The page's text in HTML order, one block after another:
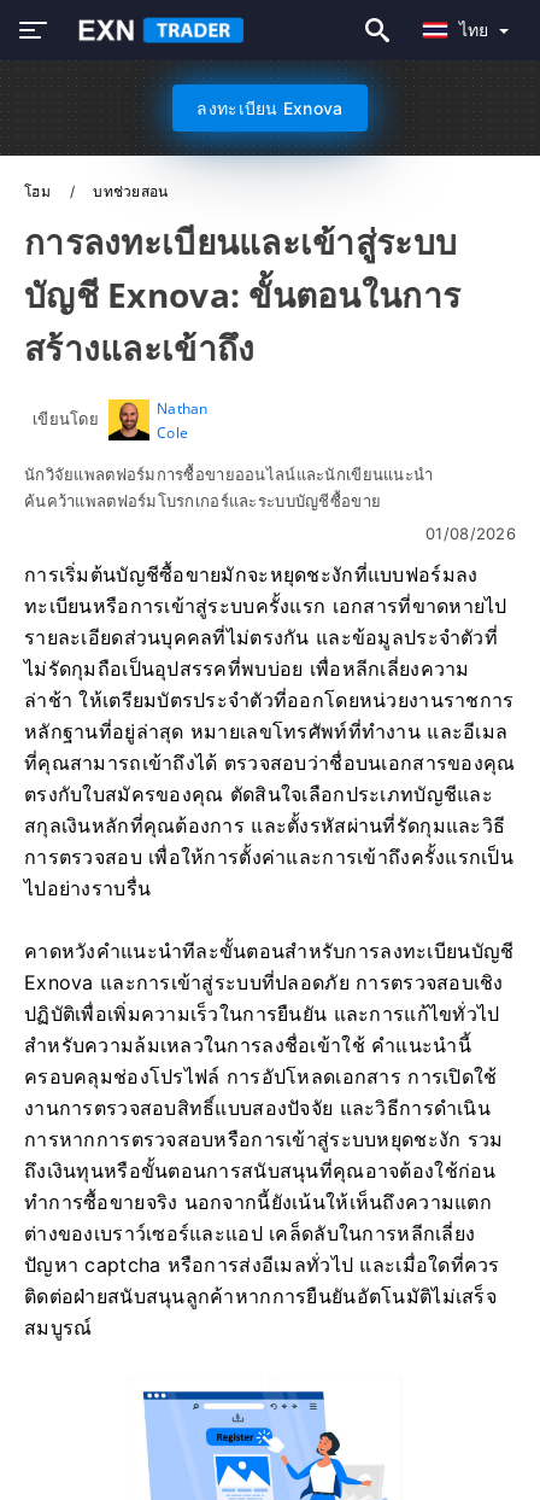
ไทย
ลงทะเบียน Exnova
โฮม บทช่วยสอน
การลงทะเบียนและเข้าสู่ระบบ
บัญชี Exnova: ขั้นตอนในการ
สร้างและเข้าถึง
เขียนโดย
Nathan
Cole
นักวิจัยแพลตฟอร์มการซื้อขายออนไลน์และนักเขียนแนะนำ
ค้นคว้าแพลตฟอร์มโบรกเกอร์และระบบบัญชีซื้อขาย
01/08/2026
การเริ่มต้นบัญชีซื้อขายมักจะหยุดชะงักที่แบบฟอร์มลง
ทะเบียนหรือการเข้าสู่ระบบครั้งแรก เอกสารที่ขาดหายไป
รายละเอียดส่วนบุคคลที่ไม่ตรงกัน และข้อมูลประจำตัวที่
ไม่รัดกุมถือเป็นอุปสรรคที่พบบ่อย เพื่อหลีกเลี่ยงความ
ล่าช้า ให้เตรียมบัตรประจำตัวที่ออกโดยหน่วยงานราชการ
หลักฐานที่อยู่ล่าสุด หมายเลขโทรศัพท์ที่ทำงาน และอีเมล
ที่คุณสามารถเข้าถึงได้ ตรวจสอบว่าชื่อบนเอกสารของคุณ
ตรงกับใบสมัครของคุณ ตัดสินใจเลือกประเภทบัญชีและ
สกุลเงินหลักที่คุณต้องการ และตั้งรหัสผ่านที่รัดกุมและวิธี
การตรวจสอบ เพื่อให้การตั้งค่าและการเข้าถึงครั้งแรกเป็น
ไปอย่างราบรื่น
คาดหวังคำแนะนำทีละขั้นตอนสำหรับการลงทะเบียนบัญชี
Exnova และการเข้าสู่ระบบที่ปลอดภัย การตรวจสอบเชิง
ปฏิบัติเพื่อเพิ่มความเร็วในการยืนยัน และการแก้ไขทั่วไป
สำหรับความล้มเหลวในการลงชื่อเข้าใช้ คำแนะนำนี้
ครอบคลุมช่องโปรไฟล์ การอัปโหลดเอกสาร การเปิดใช้
งานการตรวจสอบสิทธิ์แบบสองปัจจัย และวิธีการดำเนิน
การหากการตรวจสอบหรือการเข้าสู่ระบบหยุดชะงัก รวม
ถึงเงินทุนหรือขั้นตอนการสนับสนุนที่คุณอาจต้องใช้ก่อน
ทำการซื้อขายจริง นอกจากนี้ยังเน้นให้เห็นถึงความแตก
ต่างของเบราว์เซอร์และแอป เคล็ดลับในการหลีกเลี่ยง
ปัญหา captcha หรือการส่งอีเมลทั่วไป และเมื่อใดที่ควร
ติดต่อฝ่ายสนับสนุนลูกค้าหากการยืนยันอัตโนมัติไม่เสร็จ
สมบูรณ์